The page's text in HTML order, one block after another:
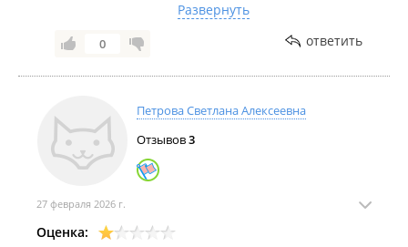
Удачи на дорогах, и пусть техника больше не
подводит! Если что — Tube-City всегда на связи в
приложении 📲»
С уважением и заботой, команда TUBE CITY.
(TUBE-CITY создаёт онлайн-пространство, где
каждый может получить качественные Авто-
услуги оперативно!)
Так же у нас есть телеграмм канал указан на
шапке профиля (контакты) где тоже можете
Развернуть
0 ответить
Петрова Светлана Алексеевна
Отзывов3
27 февраля 2026 г.
Оценка: